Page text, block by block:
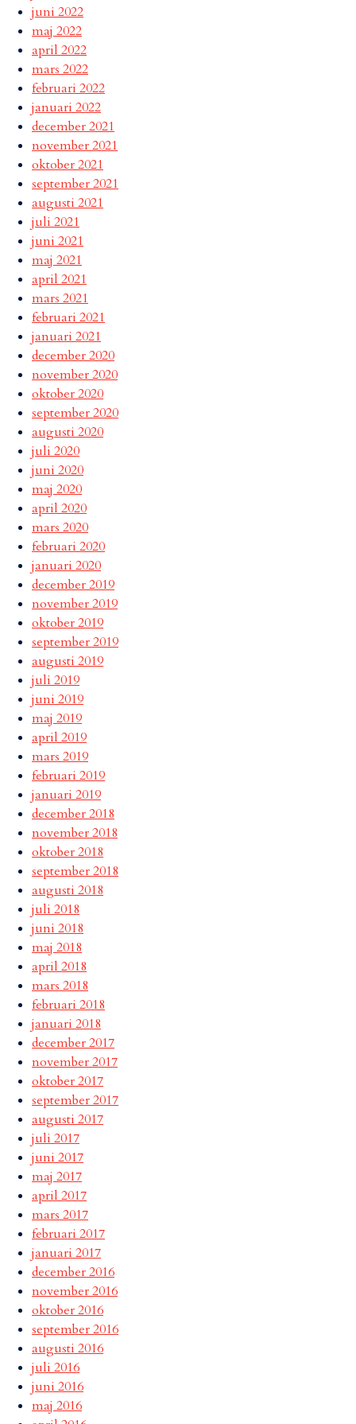
juni 2022
maj 2022
april 2022
mars 2022
februari 2022
januari 2022
december 2021
november 2021
oktober 2021
september 2021
augusti 2021
juli 2021
juni 2021
maj 2021
april 2021
mars 2021
februari 2021
januari 2021
december 2020
november 2020
oktober 2020
september 2020
augusti 2020
juli 2020
juni 2020
maj 2020
april 2020
mars 2020
februari 2020
januari 2020
december 2019
november 2019
oktober 2019
september 2019
augusti 2019
juli 2019
juni 2019
maj 2019
april 2019
mars 2019
februari 2019
januari 2019
december 2018
november 2018
oktober 2018
september 2018
augusti 2018
juli 2018
juni 2018
maj 2018
april 2018
mars 2018
februari 2018
januari 2018
december 2017
november 2017
oktober 2017
september 2017
augusti 2017
juli 2017
juni 2017
maj 2017
april 2017
mars 2017
februari 2017
januari 2017
december 2016
november 2016
oktober 2016
september 2016
augusti 2016
juli 2016
juni 2016
maj 2016